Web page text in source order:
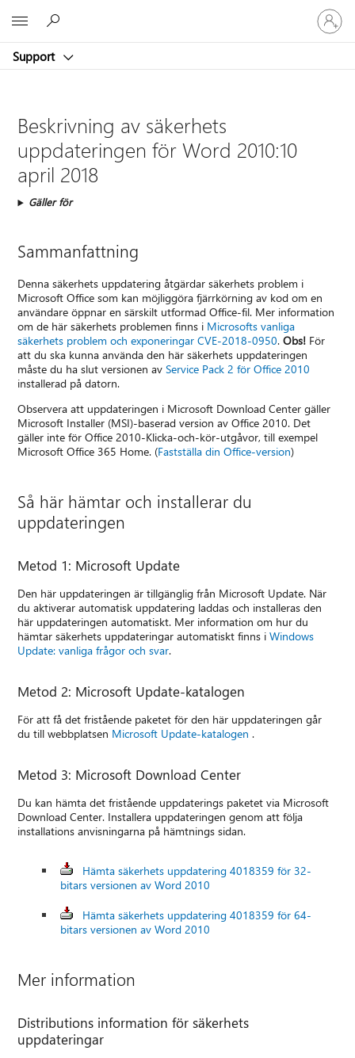
Support
Logga
in
på
konto
Beskrivning av säkerhets
uppdateringen för Word 2010:10
april 2018
Gäller för
Sammanfattning
Denna säkerhets uppdatering åtgärdar säkerhets problem i
Microsoft Office som kan möjliggöra fjärrkörning av kod om en
användare öppnar en särskilt utformad Office-fil. Mer information
om de här säkerhets problemen finns i Microsofts vanliga
säkerhets problem och exponeringar CVE-2018-0950.Obs! För
att du ska kunna använda den här säkerhets uppdateringen
måste du ha slut versionen avService Pack 2 för Office 2010
installerad på datorn.
Observera att uppdateringen i Microsoft Download Center gäller
Microsoft Installer (MSI)-baserad version av Office 2010. Det
gäller inte för Office 2010-Klicka-och-kör-utgåvor, till exempel
Microsoft Office 365 Home. (Fastställa din Office-version)
Så här hämtar och installerar du
uppdateringen
Metod 1: Microsoft Update
Den här uppdateringen är tillgänglig från Microsoft Update. När
du aktiverar automatisk uppdatering laddas och installeras den
här uppdateringen automatiskt. Mer information om hur du
hämtar säkerhets uppdateringar automatiskt finns iWindows
Update: vanliga frågor och svar.
Metod 2: Microsoft Update-katalogen
För att få det fristående paketet för den här uppdateringen går
du till webbplatsen Microsoft Update-katalogen .
Metod 3: Microsoft Download Center
Du kan hämta det fristående uppdaterings paketet via Microsoft
Download Center. Installera uppdateringen genom att följa
installations anvisningarna på hämtnings sidan.
Hämta säkerhets uppdatering 4018359 för 32-
bitars versionen av Word 2010
Hämta säkerhets uppdatering 4018359 för 64-
bitars versionen av Word 2010
Mer information
Distributions information för säkerhets
uppdateringar